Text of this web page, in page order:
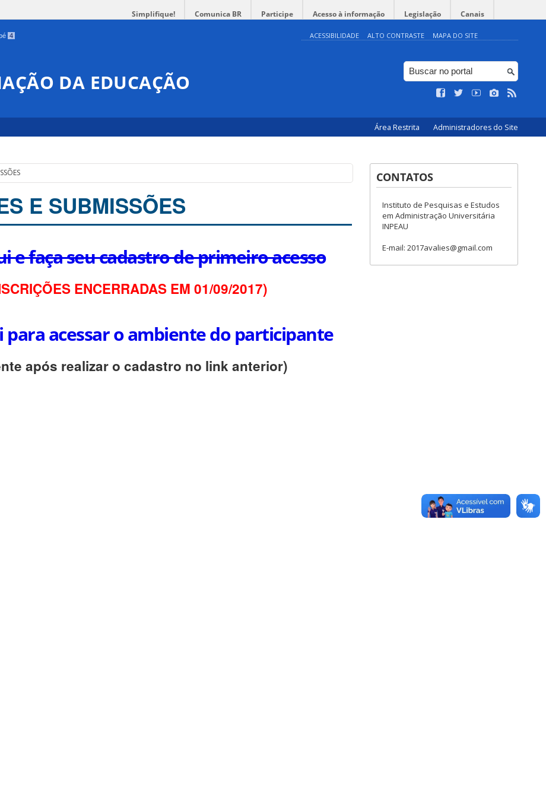
Simplifique! Comunica BR Participe Acesso à informação Legislação Canais
4 ACESSIBILIDADE ALTO CONTRASTE MAPA DO SITE
DA EDUCAÇÃO
Área Restrita Administradores do Site
E SUBMISSÕES
e faça seu cadastro de primeiro acesso
ENCERRADAS EM 01/09/2017)
para acessar o ambiente do participante
após realizar o cadastro no link anterior)
CONTATOS
Instituto de Pesquisas e Estudos
em Administração Universitária
INPEAU
E-mail: 2017avalies@gmail.com